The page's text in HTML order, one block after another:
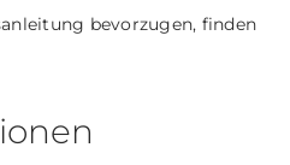
bevorzugen, finden